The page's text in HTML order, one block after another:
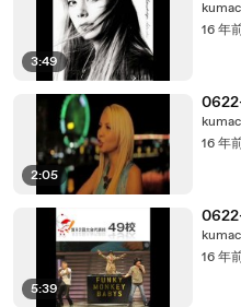
3:49
16 年
2:05
16 年
5:39
16 年